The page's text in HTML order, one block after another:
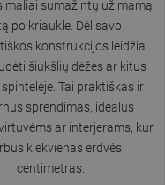
sumažintų užimamą
po kriaukle. Dėl savo
konstrukcijos leidžia
šiukšlių dėžes ar kitus
Tai praktiškas ir
sprendimas, idealus
ar interjerams, kur
kiekvienas erdvės
centimetras.